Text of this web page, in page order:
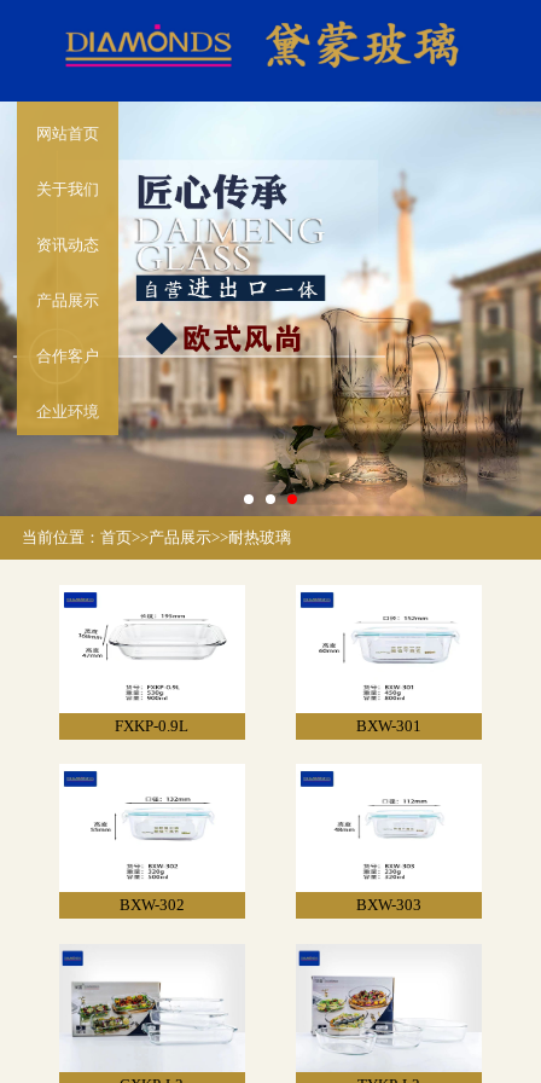
网站首页
关于我们
资讯动态
产品展示
合作客户
企业环境
当前位置： 首页>>产品展示>>耐热玻璃
FXKP-0.9L BXW-301
BXW-302 BXW-303